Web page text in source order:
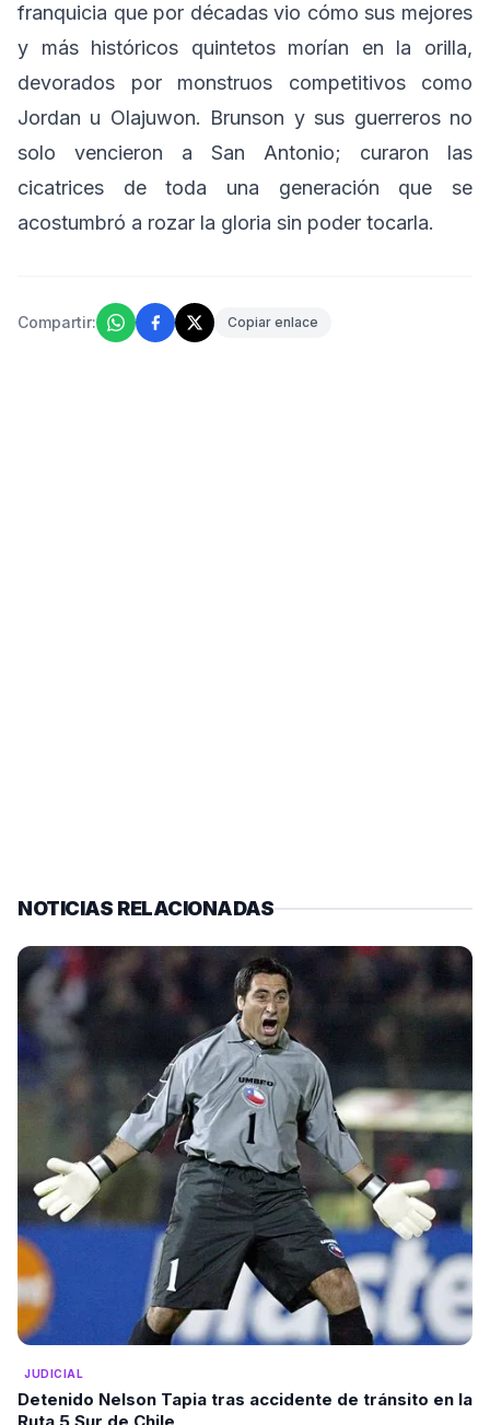
franquicia que por décadas vio cómo sus mejores
y más históricos quintetos morían en la orilla,
devorados por monstruos competitivos como
Jordan u Olajuwon. Brunson y sus guerreros no
solo vencieron a San Antonio; curaron las
cicatrices de toda una generación que se
acostumbró a rozar la gloria sin poder tocarla.
Compartir: Copiar enlace
NOTICIAS RELACIONADAS
JUDICIAL
Detenido Nelson Tapia tras accidente de tránsito en la